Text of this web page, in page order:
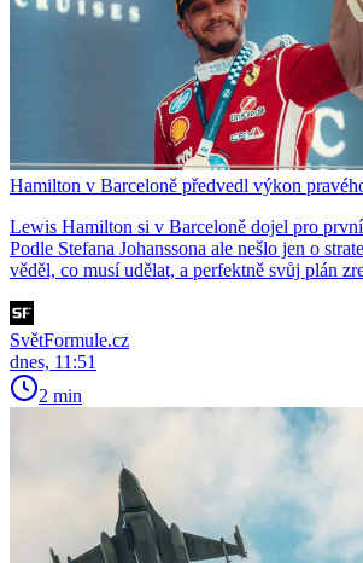
Hamilton v Barceloně předvedl výkon
Lewis Hamilton si v Barceloně dojel pro
Podle Stefana Johanssona ale nešlo jen o
věděl, co musí udělat, a perfektně svůj plán
SvětFormule.cz
dnes, 11:51
2 min